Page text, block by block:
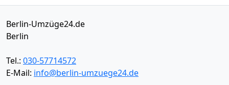
Berlin-Umzüge24.de
Berlin
Tel.: 030-57714572
E-Mail: info@berlin-umzuege24.de